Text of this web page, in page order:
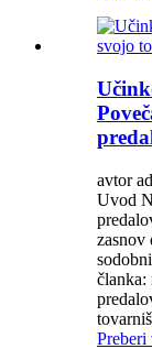
avtor
Uvod
zasnov
članka:
Preberi